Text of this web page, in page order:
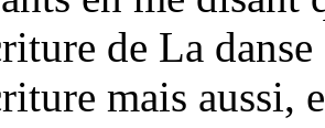
de La
mais aussi,